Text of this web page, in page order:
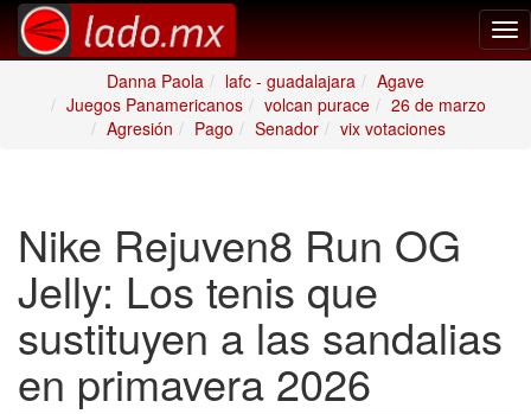
Danna Paola
lafc - guadalajara
Agave
Juegos Panamericanos
volcan purace
26 de marzo
Agresión
Pago Senador vix votaciones
Nike Rejuven8 Run OG
Jelly: Los tenis que
sustituyen a las sandalias
en primavera 2026